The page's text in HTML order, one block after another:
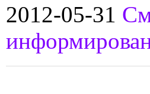
2012-05-31